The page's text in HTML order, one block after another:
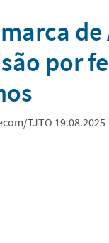
por
TJTO 19.08.2025